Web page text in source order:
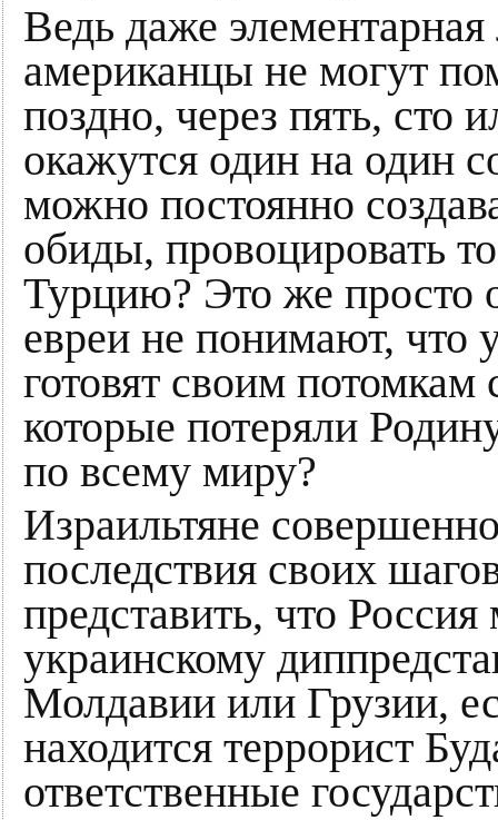
Ведь даже элементарная
американцы не могут
поздно, через пять, сто
окажутся один на один
можно постоянно
обиды, провоцировать
Турцию? Это же просто
евреи не понимают, что
готовят своим потомкам
которые потеряли
по всему миру?
Израильтяне
последствия своих
представить, что
украинскому
Молдавии или Грузии,
находится террорист
ответственные